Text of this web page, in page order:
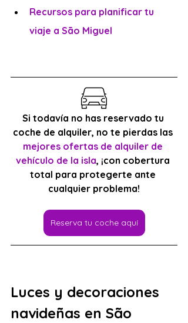
Recursos para planificar tu
viaje a São Miguel
Si todavía no has reservado tu
coche de alquiler, no te pierdas las
mejores ofertas de alquiler de
vehículo de la isla, ¡con cobertura
total para protegerte ante
cualquier problema!
Reserva tu coche aquí
Luces y decoraciones
navideñas en São